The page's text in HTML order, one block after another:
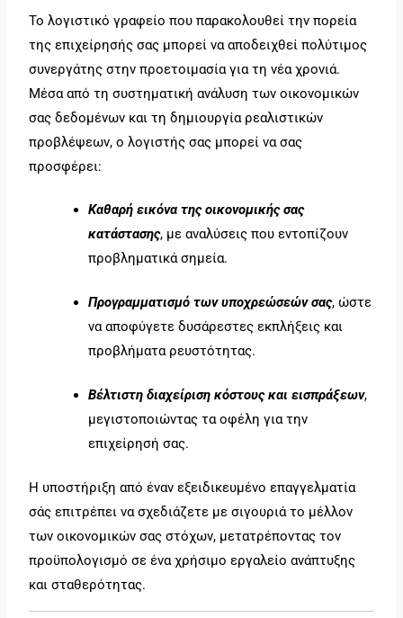
Το λογιστικό γραφείο που παρακολουθεί την πορεία
της επιχείρησής σας μπορεί να αποδειχθεί πολύτιμος
συνεργάτης στην προετοιμασία για τη νέα χρονιά.
Μέσα από τη συστηματική ανάλυση των οικονομικών
σας δεδομένων και τη δημιουργία ρεαλιστικών
προβλέψεων, ο λογιστής σας μπορεί να σας
προσφέρει:
Καθαρή εικόνα της οικονομικής σας
κατάστασης, με αναλύσεις που εντοπίζουν
προβληματικά σημεία.
Προγραμματισμό των υποχρεώσεών σας, ώστε
να αποφύγετε δυσάρεστες εκπλήξεις και
προβλήματα ρευστότητας.
Βέλτιστη διαχείριση κόστους και εισπράξεων,
μεγιστοποιώντας τα οφέλη για την
επιχείρησή σας.
Η υποστήριξη από έναν εξειδικευμένο επαγγελματία
σάς επιτρέπει να σχεδιάζετε με σιγουριά το μέλλον
των οικονομικών σας στόχων, μετατρέποντας τον
προϋπολογισμό σε ένα χρήσιμο εργαλείο ανάπτυξης
και σταθερότητας.